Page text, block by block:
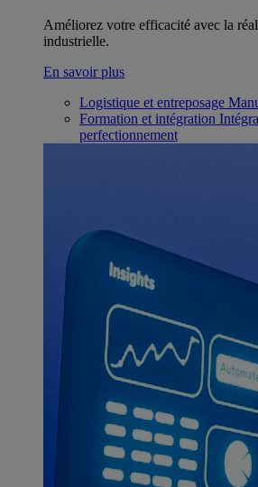
Améliorez votre efficacité avec la
industrielle.
En savoir plus
Logistique et entreposage
Formation et intégration
perfectionnement